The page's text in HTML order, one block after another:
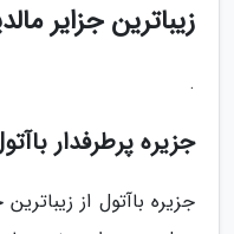
زیباترین جزایر
.
جزیره پرطرفدار
جزیره باآتول از